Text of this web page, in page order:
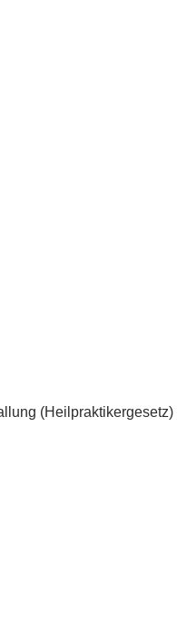
(Heilpraktikergesetz)